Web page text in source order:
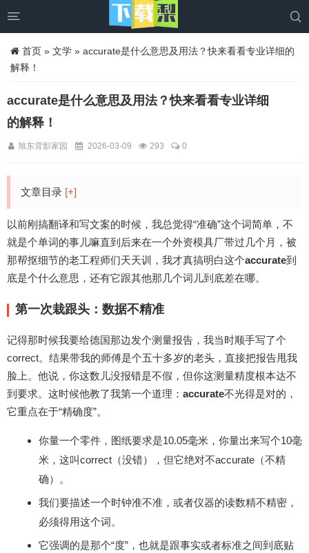
 
首页 » 文学 » accurate是什么意思及用法？快来看看专业详细的
解释！
accurate是什么意思及用法？快来看看专业详细
的解释！
旭东背影家园 2026-03-09 293 0
文章目录 [+]
以前刚搞翻译和写文案的时候，我总觉得“准确”这个词简单，不
就是个单词的事儿嘛直到后来在一个外资模具厂带过几个月，被
那帮抠细节的老工程师们天天训，我才真搞明白这个accurate到
底是个什么意思，还有它跟其他那几个词儿到底差在哪。
第一次栽跟头：数据不精准
记得那时候我要给德国那边发个测量报告，我当时顺手写了个
correct。结果带我的师傅是个五十多岁的老头，直接把报告甩我
脸上。他说，你这数儿没报错是不假，但你这测量精度根本达不
到要求。这时候他教了我第一个道理： accurate不光得是对的，
它重点在于“精确度”。
你量一个零件，图纸要求是10.05毫米，你量出来写个10毫
米，这叫correct（没错），但它绝对不accurate（不精
确）。
我们要描述一个时钟准不准，或者仪器的读数精不精密，
必须得用这个词。
它强调的是那个“度”，也就是跟事实或者标准之间到底贴